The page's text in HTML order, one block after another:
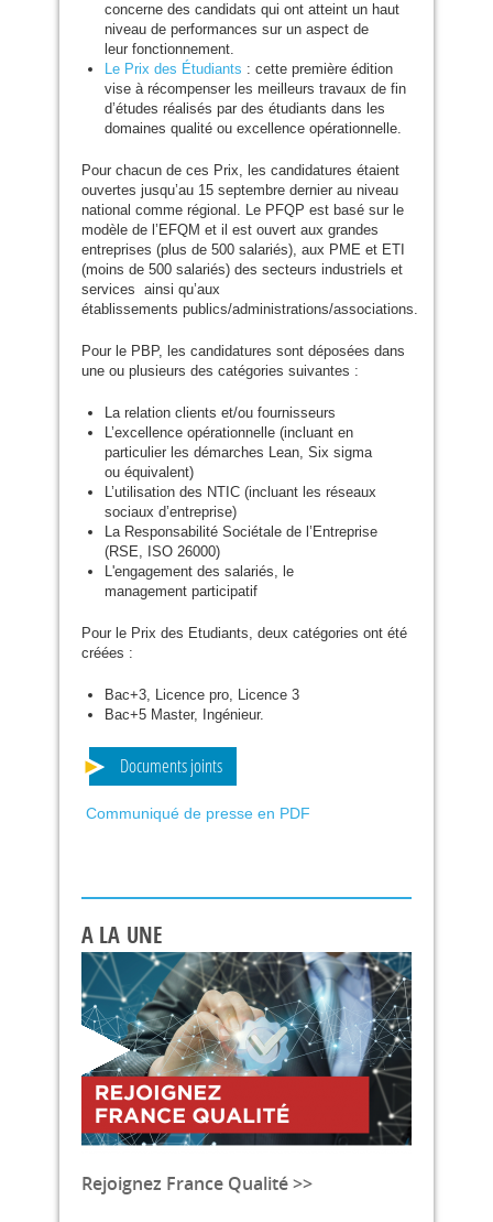
concerne des candidats qui ont atteint un haut
niveau de performances sur un aspect de
leur fonctionnement.
Le Prix des Étudiants : cette première édition
vise à récompenser les meilleurs travaux de fin
d’études réalisés par des étudiants dans les
domaines qualité ou excellence opérationnelle.
Pour chacun de ces Prix, les candidatures étaient
ouvertes jusqu’au 15 septembre dernier au niveau
national comme régional. Le PFQP est basé sur le
modèle de l’ EFQM et il est ouvert aux grandes
entreprises (plus de 500 salariés), aux PME et ETI
(moins de 500 salariés) des secteurs industriels et
services ainsi qu’aux
établissements publics/administrations/associations.
Pour le PBP, les candidatures sont déposées dans
une ou plusieurs des catégories suivantes :
La relation clients et/ou fournisseurs
L’excellence opérationnelle (incluant en
particulier les démarches Lean, Six sigma
ou équivalent)
L’utilisation des NTIC(incluant les réseaux
sociaux d’entreprise)
La Responsabilité Sociétale de l’Entreprise
(RSE, ISO26000)
L'engagement des salariés, le
management participatif
Pour le Prix des Etudiants, deux catégories ont été
créées :
Bac+3, Licence pro, Licence 3
Bac+5 Master, Ingénieur.
Documents joints
Communiqué de presse en PDF
A LA UNE
Rejoignez France Qualité >>